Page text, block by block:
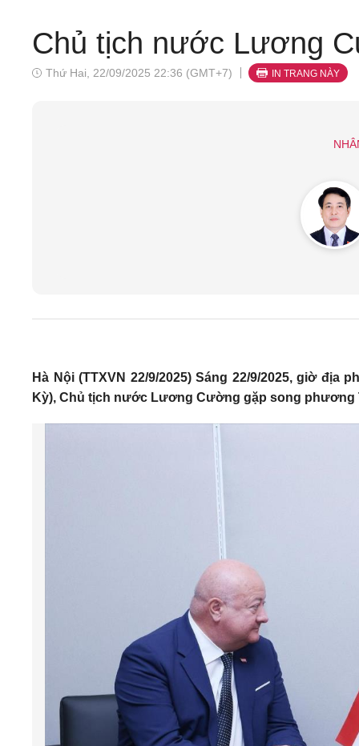
Chủ tịch nước Lương
Thứ Hai, 22/09/2025 22:36 (GMT+7) IN TRANG NÀY
Hà Nội (TTXVN 22/9/2025) Sáng 22/9/2025, giờ
Kỳ), Chủ tịch nước Lương Cường gặp song phương